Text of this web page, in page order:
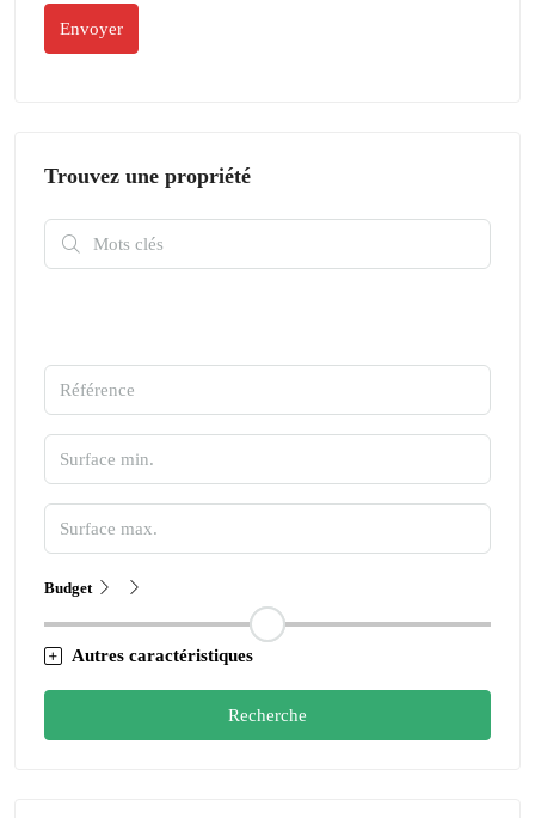
Trouvez une propriété
Budget
Autres caractéristiques
Recherche